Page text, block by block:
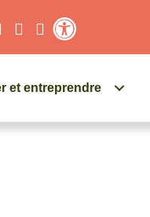
et entreprendre